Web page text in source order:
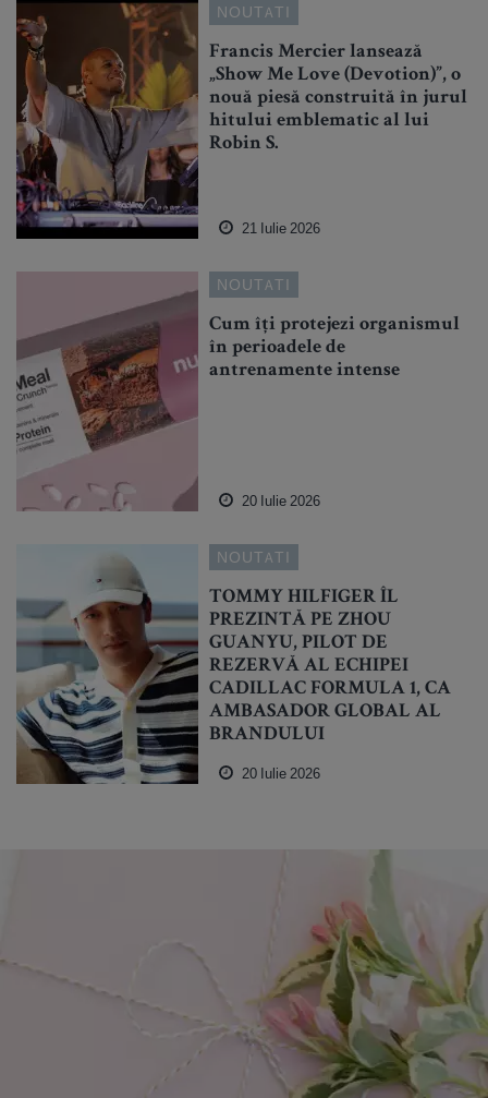
NOUTATI
Francis Mercier lansează
„Show Me Love (Devotion)”, o
nouă piesă construită în jurul
hitului emblematic al lui
Robin S.
21 Iulie 2026
NOUTATI
Cum îți protejezi organismul
în perioadele de
antrenamente intense
20 Iulie 2026
NOUTATI
TOMMY HILFIGER ÎL
PREZINTĂ PE ZHOU
GUANYU, PILOT DE
REZERVĂ AL ECHIPEI
CADILLAC FORMULA 1, CA
AMBASADOR GLOBAL AL
BRANDULUI
20 Iulie 2026